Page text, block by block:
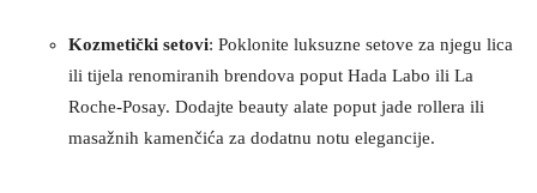
Kozmetički setovi: Poklonite luksuzne setove za njegu lica
ili tijela renomiranih brendova poput Hada Labo ili La
Roche-Posay. Dodajte beauty alate poput jade rollera ili
masažnih kamenčića za dodatnu notu elegancije.